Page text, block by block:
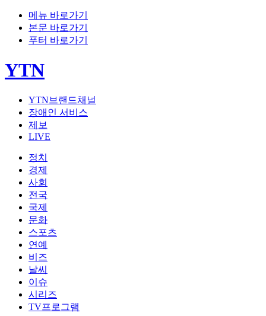
메뉴 바로가기
본문 바로가기
푸터 바로가기
YTN
YTN브랜드채널
장애인 서비스
제보
LIVE
정치
경제
사회
전국
국제
문화
스포츠
연예
비즈
날씨
이슈
시리즈
TV프로그램